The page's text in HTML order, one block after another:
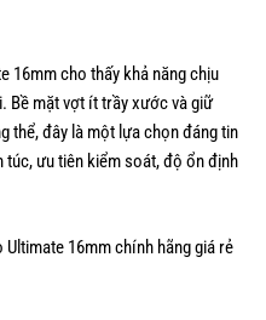
16mm cho thấy khả năng chịu
Bề mặt vợt ít trầy xước và giữ
thể, đây là một lựa chọn đáng tin
ưu tiên kiểm soát, độ ổn định
16mm chính hãng giá rẻ